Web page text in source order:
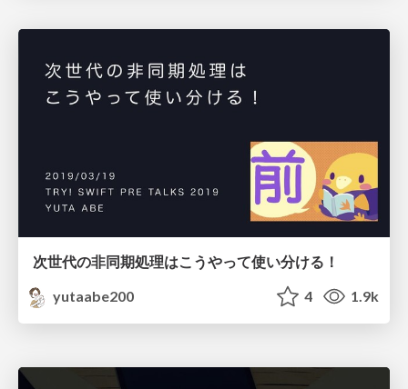
次世代の非同期処理はこうやって使い分ける！
yutaabe200
4 1.9k